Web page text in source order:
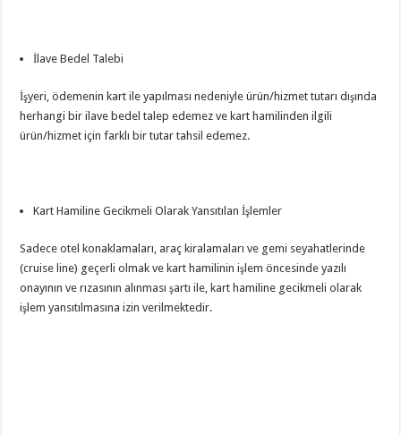
İlave Bedel Talebi
İşyeri, ödemenin kart ile yapılması nedeniyle ürün/hizmet tutarı dışında
herhangi bir ilave bedel talep edemez ve kart hamilinden ilgili
ürün/hizmet için farklı bir tutar tahsil edemez.
Kart Hamiline Gecikmeli Olarak Yansıtılan İşlemler
Sadece otel konaklamaları, araç kiralamaları ve gemi seyahatlerinde
(cruise line) geçerli olmak ve kart hamilinin işlem öncesinde yazılı
onayının ve rızasının alınması şartı ile, kart hamiline gecikmeli olarak
işlem yansıtılmasına izin verilmektedir.